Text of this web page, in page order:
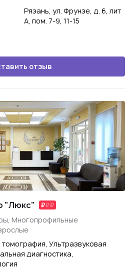
Рязань, ул. Фрунзе, д. 6, лит
А, пом. 7-9, 11-15
отзыв
"Люкс"
Многопрофильные
Ультразвуковая
диагностика,